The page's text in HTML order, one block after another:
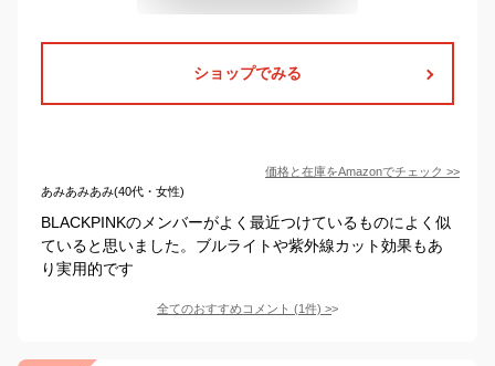
ショップでみる
価格と在庫をAmazonでチェック >>
あみあみあみ(40代・女性)
BLACKPINKのメンバーがよく最近つけているものによく似
ていると思いました。ブルライトや紫外線カット効果もあ
り実用的です
全てのおすすめコメント (1件) >